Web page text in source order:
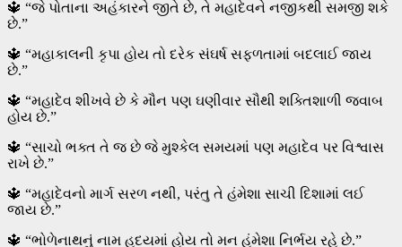
🔱 “જે પોતાના અહંકારને જીતે છે, તે મહાદેવને નજીકથી સમજી શકે
છે.”
🔱 “મહાકાલની કૃપા હોય તો દરેક સંઘર્ષ સફળતામાં બદલાઈ જાય
છે.”
🔱 “મહાદેવ શીખવે છે કે મૌન પણ ઘણીવાર સૌથી શક્તિશાળી જવાબ
હોય છે.”
🔱 “સાચો ભક્ત તે જ છે જે મુશ્કેલ સમયમાં પણ મહાદેવ પર વિશ્વાસ
રાખે છે.”
🔱 “મહાદેવનો માર્ગ સરળ નથી, પરંતુ તે હંમેશા સાચી દિશામાં લઈ
જાય છે.”
🔱 “ભોળેનાથનું નામ હૃદયમાં હોય તો મન હંમેશા નિર્ભય રહે છે.”